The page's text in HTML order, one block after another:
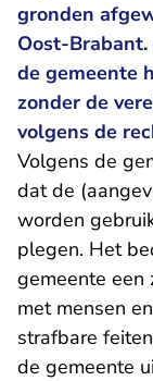
gronden
Oost-
de gemeente
zonder de
volgens de
Volgens de
dat de
worden
plegen. Het
gemeente een
met mensen
strafbare
de gemeente